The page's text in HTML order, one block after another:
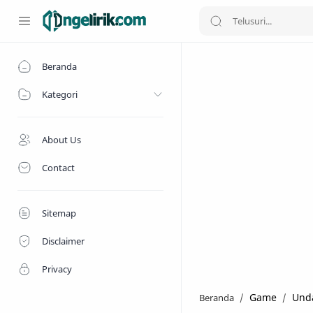
Beranda
Kategori
About Us
Contact
Sitemap
Disclaimer
Privacy
Beranda Game